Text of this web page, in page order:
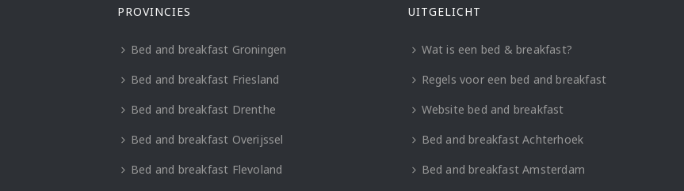
PROVINCIES
Bed and breakfast Groningen
Bed and breakfast Friesland
Bed and breakfast Drenthe
Bed and breakfast Overijssel
Bed and breakfast Flevoland
UITGELICHT
Wat is een bed & breakfast?
Regels voor een bed and breakfast
Website bed and breakfast
Bed and breakfast Achterhoek
Bed and breakfast Amsterdam